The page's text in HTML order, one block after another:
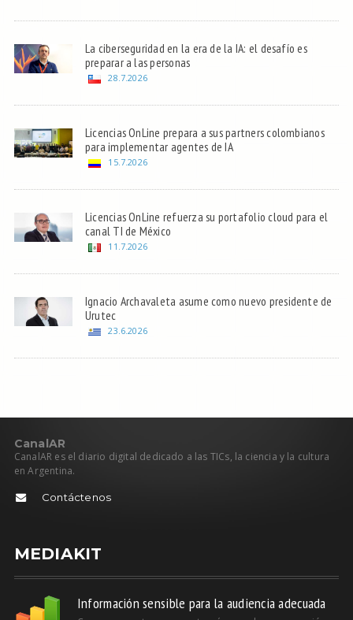
La ciberseguridad en la era de la IA: el desafío es
preparar a las personas
28.7.2026
Licencias OnLine prepara a sus partners colombianos
para implementar agentes de IA
15.7.2026
Licencias OnLine refuerza su portafolio cloud para el
canal TI de México
11.7.2026
Ignacio Archavaleta asume como nuevo presidente de
Urutec
23.6.2026
CanalAR
CanalAR es el diario digital dedicado a las TICs, la ciencia y la cultura
en Argentina.
Contáctenos
MEDIAKIT
Información sensible para la audiencia adecuada